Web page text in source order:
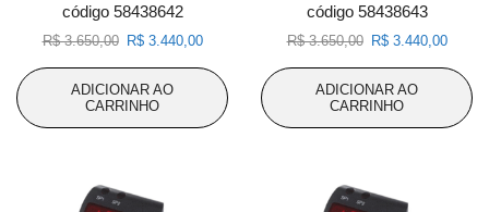
código 58438642
R$3.650,00 O
original
era:
R$3.440,00O
atual
R$ 3.440,00.
ADICIONAR AO
CARRINHO
código 58438643
R$3.650,00 O
original
era:
R$3.440,00O
atual
R$
ADICIONAR AO
CARRINHO